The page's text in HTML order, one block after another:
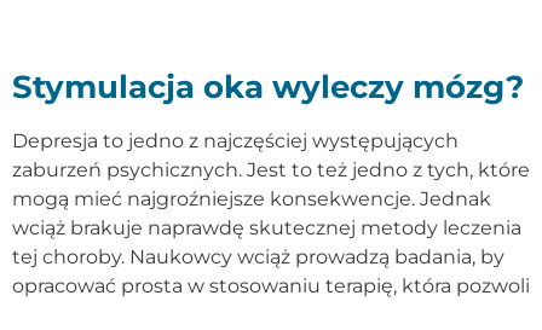
Stymulacja oka wyleczy mózg?
Depresja to jedno z najczęściej występujących
zaburzeń psychicznych. Jest to też jedno z tych, które
mogą mieć najgroźniejsze konsekwencje. Jednak
wciąż brakuje naprawdę skutecznej metody leczenia
tej choroby. Naukowcy wciąż prowadzą badania, by
opracować prosta w stosowaniu terapię, która pozwoli